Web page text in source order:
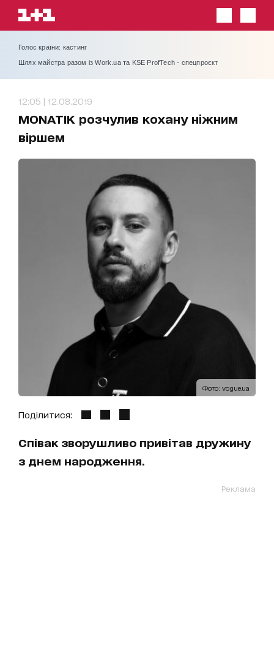
Голос країни: кастинг
Шлях майстра разом із Work.ua та KSE ProfTech - спецпроєкт
12:05 | 12.08.2019
MONATIK розчулив кохану ніжним
віршем
Фото: vogue.ua
Поділитися:
Співак зворушливо привітав дружину
з днем народження.
Реклама